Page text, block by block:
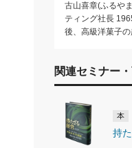
古山喜章(ふるや
ティング社長
後、高級洋菓子
関連セミナー
本
持